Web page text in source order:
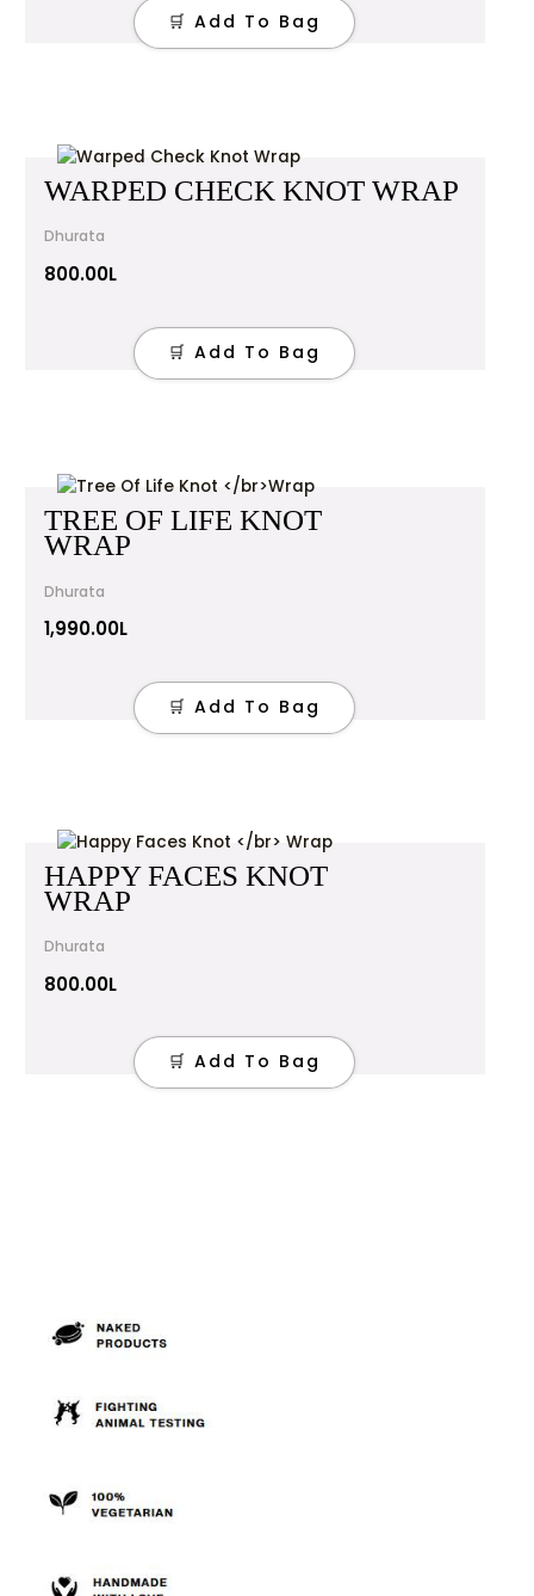
Your review
Name*
Save my name, email, and website in this browser
for the next time I comment.
🛒 Add To Bag
WARPED CHECK KNOT WRAP
Dhurata
800.00L
🛒 Add To Bag
TREE OF LIFE KNOT
WRAP
Dhurata
1,990.00L
🛒 Add To Bag
HAPPY FACES KNOT
WRAP
Dhurata
800.00L
🛒 Add To Bag